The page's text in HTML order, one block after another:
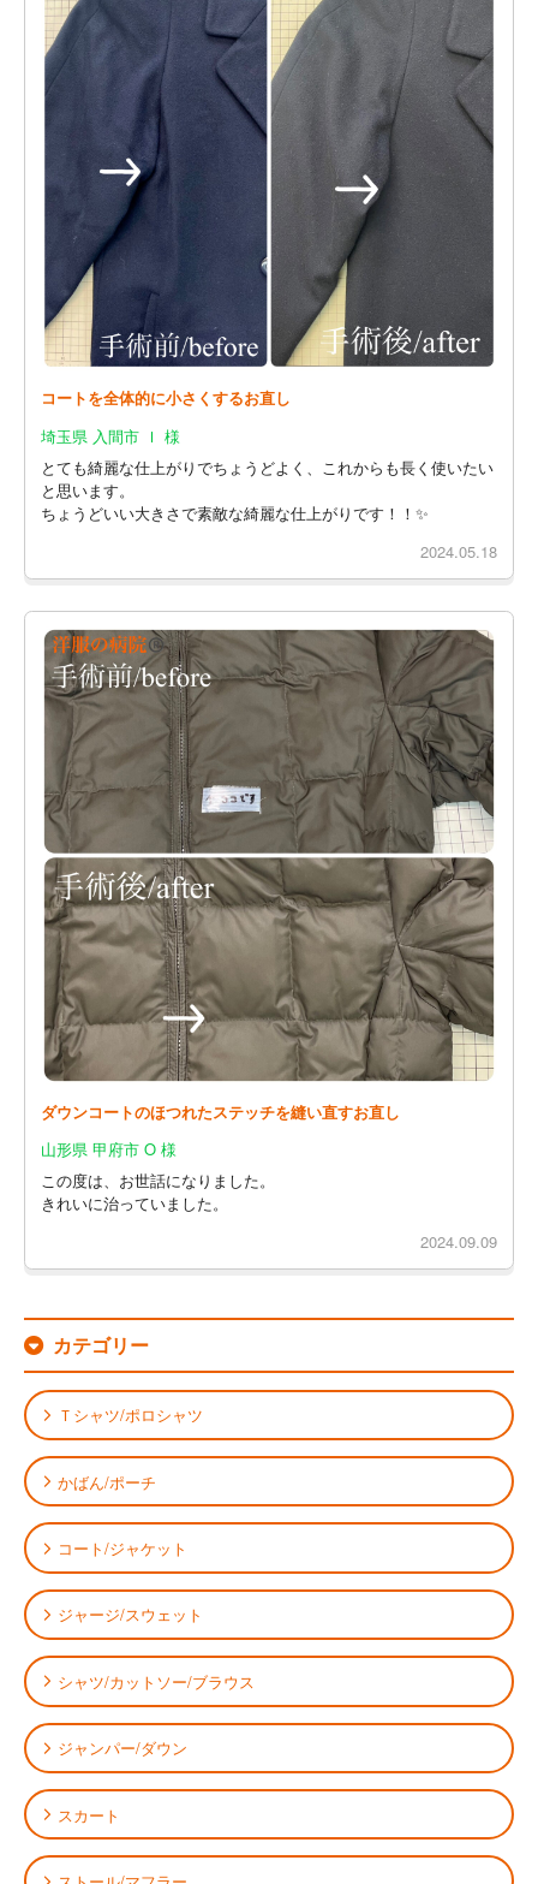
コートを全体的に小さくするお直し
埼玉県 入間市 Ｉ 様
とても綺麗な仕上がりでちょうどよく、これからも長く使いたい
と思います。
ちょうどいい大きさで素敵な綺麗な仕上がりです！！✨
2024.05.18
ダウンコートのほつれたステッチを縫い直すお直し
山形県 甲府市 O 様
この度は、お世話になりました。
きれいに治っていました。
2024.09.09
カテゴリー
Ｔシャツ/ポロシャツ
かばん/ポーチ
コート/ジャケット
ジャージ/スウェット
シャツ/カットソー/ブラウス
ジャンパー/ダウン
スカート